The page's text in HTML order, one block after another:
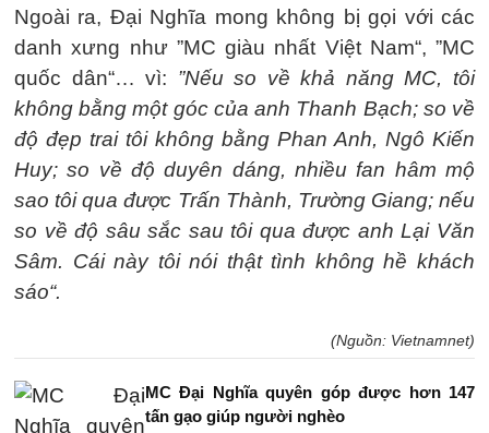
Ngoài ra, Đại Nghĩa mong không bị gọi với các
danh xưng như ”MC giàu nhất Việt Nam“, ”MC
quốc dân“… vì: ”Nếu so về khả năng MC, tôi
không bằng một góc của anh Thanh Bạch; so về
độ đẹp trai tôi không bằng Phan Anh, Ngô Kiến
Huy; so về độ duyên dáng, nhiều fan hâm mộ
sao tôi qua được Trấn Thành, Trường Giang; nếu
so về độ sâu sắc sau tôi qua được anh Lại Văn
Sâm. Cái này tôi nói thật tình không hề khách
sáo“.
(Nguồn: Vietnamnet)
MC Đại Nghĩa quyên góp được hơn 147
tấn gạo giúp người nghèo